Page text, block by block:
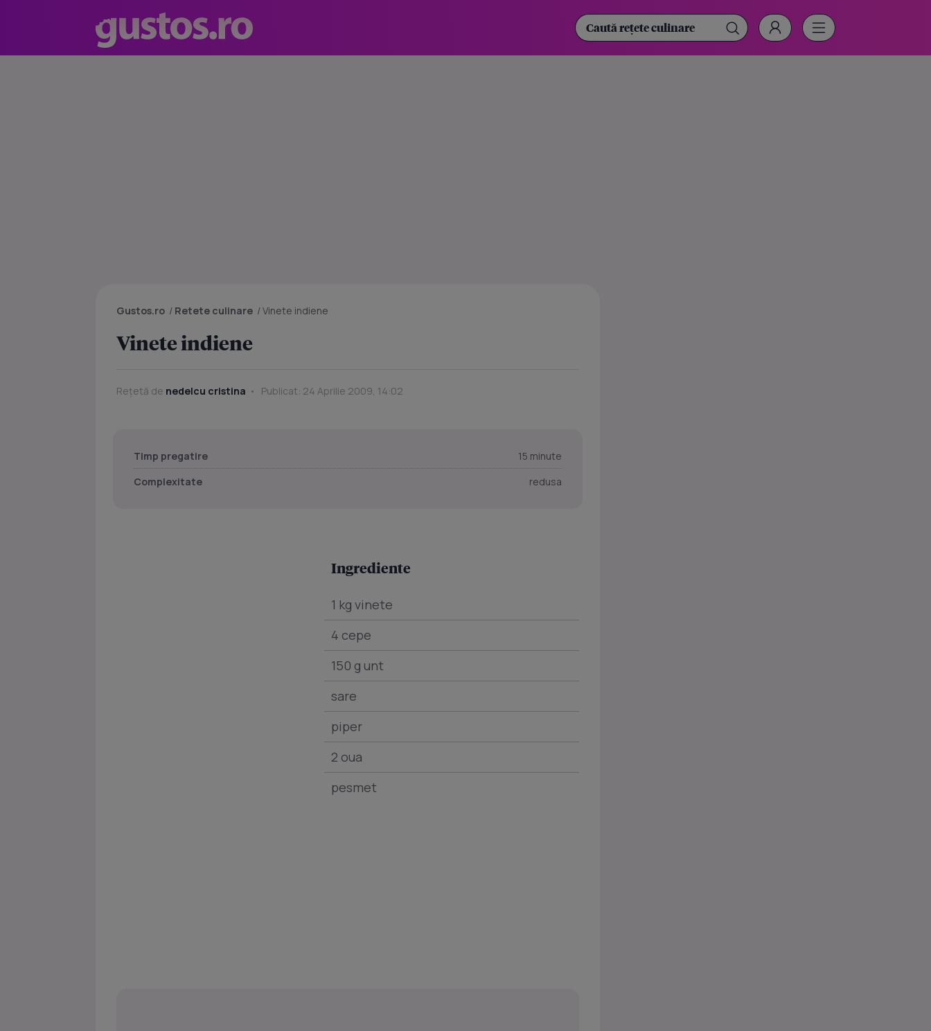
Gustos.ro / Retete culinare /Vinete indiene
Vinete indiene
Rețetă de nedelcu cristina Publicat: 24 Aprilie 2009, 14:02
Timp pregatire
15 minute
Complexitate
redusa
Ingrediente
1 kg vinete
4 cepe
150 g unt
sare
piper
2 oua
pesmet